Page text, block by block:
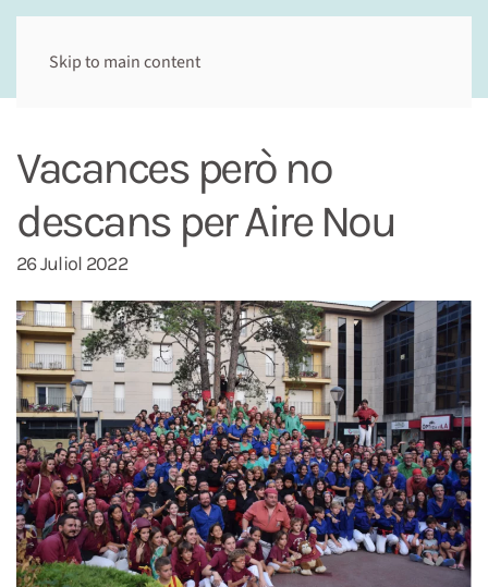
Skip to main content
Vacances però no
descans per Aire Nou
26 Juliol 2022